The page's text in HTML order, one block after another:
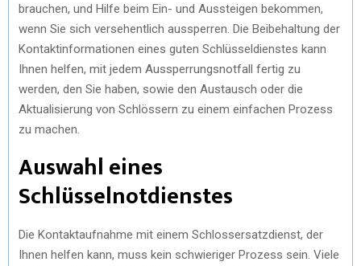
brauchen, und Hilfe beim Ein- und Aussteigen bekommen,
wenn Sie sich versehentlich aussperren. Die Beibehaltung der
Kontaktinformationen eines guten Schlüsseldienstes kann
Ihnen helfen, mit jedem Aussperrungsnotfall fertig zu
werden, den Sie haben, sowie den Austausch oder die
Aktualisierung von Schlössern zu einem einfachen Prozess
zu machen.
Auswahl eines
Schlüsselnotdienstes
Die Kontaktaufnahme mit einem Schlossersatzdienst, der
Ihnen helfen kann, muss kein schwieriger Prozess sein. Viele